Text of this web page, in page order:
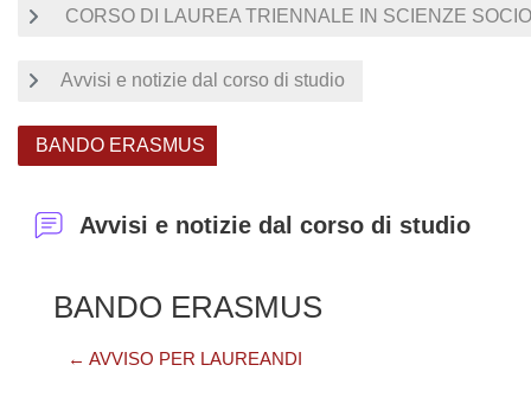
CORSO DI LAUREA TRIENNALE IN SCIENZE
Avvisi e notizie dal corso di studio
BANDO ERASMUS
Avvisi e notizie dal corso di studio
BANDO ERASMUS
← AVVISO PER LAUREANDI